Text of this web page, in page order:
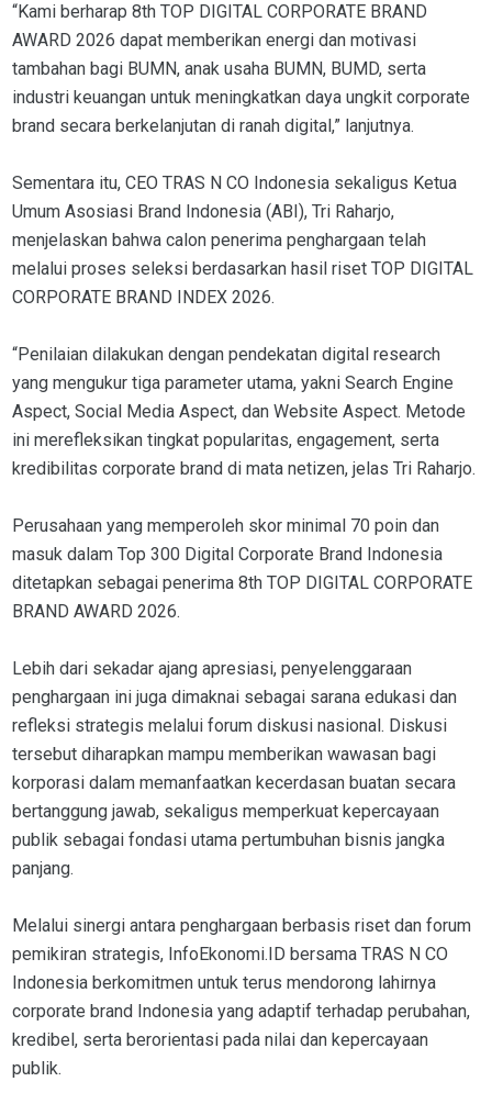
“Kami berharap 8th TOP DIGITAL CORPORATE BRAND
AWARD 2026 dapat memberikan energi dan motivasi
tambahan bagi BUMN, anak usaha BUMN, BUMD, serta
industri keuangan untuk meningkatkan daya ungkit corporate
brand secara berkelanjutan di ranah digital,” lanjutnya.
Sementara itu, CEO TRAS N CO Indonesia sekaligus Ketua
Umum Asosiasi Brand Indonesia (ABI), Tri Raharjo,
menjelaskan bahwa calon penerima penghargaan telah
melalui proses seleksi berdasarkan hasil riset TOP DIGITAL
CORPORATE BRAND INDEX 2026.
“Penilaian dilakukan dengan pendekatan digital research
yang mengukur tiga parameter utama, yakni Search Engine
Aspect, Social Media Aspect, dan Website Aspect. Metode
ini merefleksikan tingkat popularitas, engagement, serta
kredibilitas corporate brand di mata netizen, jelas Tri Raharjo.
Perusahaan yang memperoleh skor minimal 70 poin dan
masuk dalam Top 300 Digital Corporate Brand Indonesia
ditetapkan sebagai penerima 8th TOP DIGITAL CORPORATE
BRAND AWARD 2026.
Lebih dari sekadar ajang apresiasi, penyelenggaraan
penghargaan ini juga dimaknai sebagai sarana edukasi dan
refleksi strategis melalui forum diskusi nasional. Diskusi
tersebut diharapkan mampu memberikan wawasan bagi
korporasi dalam memanfaatkan kecerdasan buatan secara
bertanggung jawab, sekaligus memperkuat kepercayaan
publik sebagai fondasi utama pertumbuhan bisnis jangka
panjang.
Melalui sinergi antara penghargaan berbasis riset dan forum
pemikiran strategis, InfoEkonomi.ID bersama TRAS N CO
Indonesia berkomitmen untuk terus mendorong lahirnya
corporate brand Indonesia yang adaptif terhadap perubahan,
kredibel, serta berorientasi pada nilai dan kepercayaan
publik.